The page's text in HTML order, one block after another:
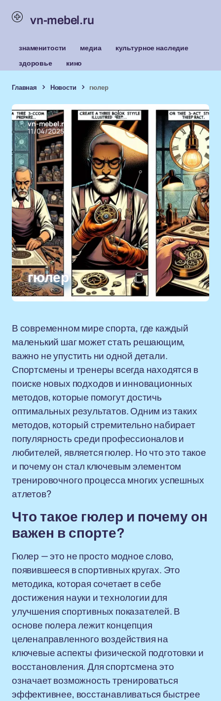
vn-mebel.ru
знаменитости медиа
культурное наследие
здоровье
кино
Главная Новости гюлер
vn-mebel.ru
11/04/2025
гюлер
В современном мире спорта, где каждый
маленький шаг может стать решающим,
важно не упустить ни одной детали.
Спортсмены и тренеры всегда находятся в
поиске новых подходов и инновационных
методов, которые помогут достичь
оптимальных результатов. Одним из таких
методов, который стремительно набирает
популярность среди профессионалов и
любителей, является гюлер. Но что это такое
и почему он стал ключевым элементом
тренировочного процесса многих успешных
атлетов?
Что такое гюлер и почему он
важен в спорте?
Гюлер — это не просто модное слово,
появившееся в спортивных кругах. Это
методика, которая сочетает в себе
достижения науки и технологии для
улучшения спортивных показателей. В
основе гюлера лежит концепция
целенаправленного воздействия на
ключевые аспекты физической подготовки и
восстановления. Для спортсмена это
означает возможность тренироваться
эффективнее, восстанавливаться быстрее